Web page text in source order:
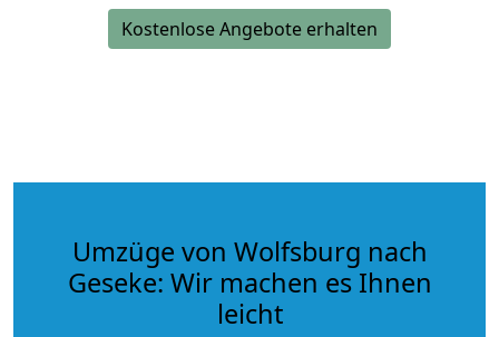
Kostenlose Angebote erhalten
Umzüge von Wolfsburg nach
Geseke: Wir machen es Ihnen
leicht